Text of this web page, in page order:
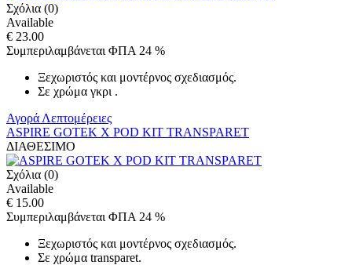
Σχόλια (0)
Available
€ 23.00
Συμπεριλαμβάνεται ΦΠΑ 24 %
Ξεχωριστός και μοντέρνος σχεδιασμός.
Σε χρώμα γκρι .
Αγορά Λεπτομέρειες
ASPIRE GOTEK X POD KIT TRANSPARET
ΔΙΑΘΕΣΙΜΟ
Σχόλια (0)
Available
€ 15.00
Συμπεριλαμβάνεται ΦΠΑ 24 %
Ξεχωριστός και μοντέρνος σχεδιασμός.
Σε χρώμα transparet.